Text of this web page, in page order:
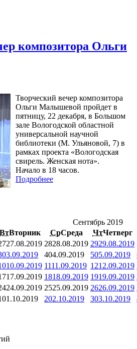
композитора Ольги
Творческий вечер композитора
Ольги Малышевой пройдет в
пятницу, 22 декабря, в Большом
зале Вологодской областной
универсальной научной
библиотеки (М. Ульяновой, 7) в
рамках проекта «Вологодская
свирель. Женская нота».
Начало в 18 часов.
Подробнее
Сентябрь 2019
ВтВторник СрСреда ЧтЧетверг
27.08.2019 2828.08.2019 2929.08.2019
03.09.2019 404.09.2019 505.09.2019
10.09.2019 1111.09.2019 1212.09.2019
17.09.2019 1818.09.2019 1919.09.2019
24.09.2019 2525.09.2019 2626.09.2019
01.10.2019 202.10.2019 303.10.2019